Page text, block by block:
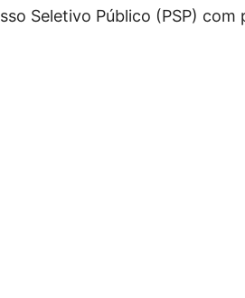
Seletivo Público (PSP)